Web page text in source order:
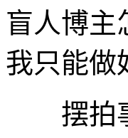
盲人博主
我只能做
摆拍事